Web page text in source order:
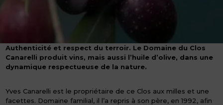
Authenticité et respect du terroir. Le Domaine du Clos
Canarelli produit vins, mais aussi l’huile d’olive, dans une
dynamique respectueuse de la nature.
Yves Canarelli est le propriétaire de ce Clos aux milles et une
facettes. Domaine familial, il l’a repris à son père, en 1992, afin